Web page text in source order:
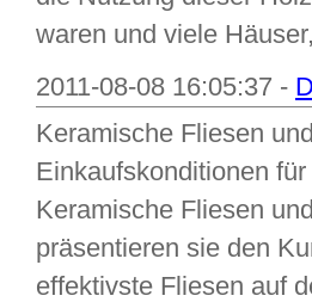
waren und viele
2011-08-08 16:05:37 -
Keramische Fliesen
Einkaufskonditionen
Keramische Fliesen
präsentieren sie den
effektivste Fliesen auf